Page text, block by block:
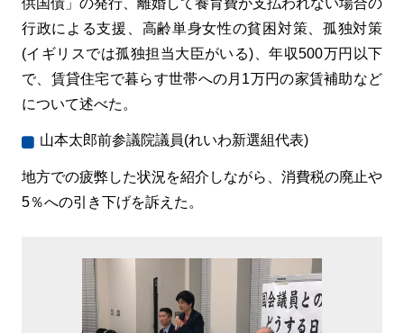
供国債」の発行、離婚して養育費が支払われない場合の
行政による支援、高齢単身女性の貧困対策、孤独対策
(イギリスでは孤独担当大臣がいる)、年収500万円以下
で、賃貸住宅で暮らす世帯への月1万円の家賃補助など
について述べた。
山本太郎前参議院議員(れいわ新選組代表)
地方での疲弊した状況を紹介しながら、消費税の廃止や
5％への引き下げを訴えた。